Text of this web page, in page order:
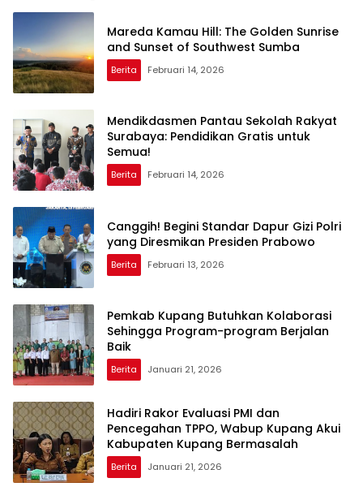
Mareda Kamau Hill: The Golden Sunrise
and Sunset of Southwest Sumba
Berita Februari 14, 2026
Mendikdasmen Pantau Sekolah Rakyat
Surabaya: Pendidikan Gratis untuk
Semua!
Berita Februari 14, 2026
Canggih! Begini Standar Dapur Gizi Polri
yang Diresmikan Presiden Prabowo
Berita Februari 13, 2026
Pemkab Kupang Butuhkan Kolaborasi
Sehingga Program-program Berjalan
Baik
Berita Januari 21, 2026
Hadiri Rakor Evaluasi PMI dan
Pencegahan TPPO, Wabup Kupang Akui
Kabupaten Kupang Bermasalah
Berita Januari 21, 2026